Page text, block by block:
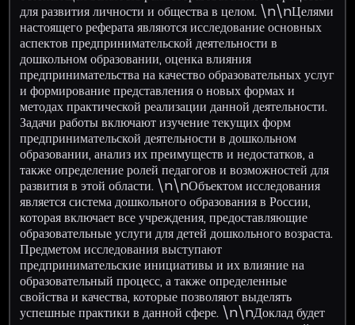
для развития личности и общества в целом. \n\nЦелями
настоящего реферата являются исследование основных
аспектов предпринимательской деятельности в
дошкольном образовании, оценка влияния
предпринимательства на качество образовательных услуг
и формирование представления о новых формах и
методах практической реализации данной деятельности.
Задачи работы включают изучение текущих форм
предпринимательской деятельности в дошкольном
образовании, анализ их преимуществ и недостатков, а
также определение ролей педагогов и возможностей для
развития в этой области. \n\nОбъектом исследования
является система дошкольного образования в России,
которая включает все учреждения, предоставляющие
образовательные услуги для детей дошкольного возраста.
Предметом исследования выступают
предпринимательские инициативы и их влияние на
образовательный процесс, а также определенные
свойства и качества, которые позволяют выделять
успешные практики в данной сфере. \n\nДоклад будет